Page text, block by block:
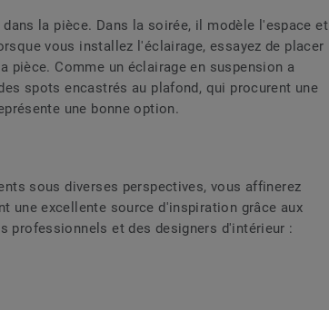
la pièce. Dans la soirée, il modèle l'espace et
vous installez l'éclairage, essayez de placer
pièce. Comme un éclairage en suspension a
spots encastrés au plafond, qui procurent une
une bonne option.
sous diverses perspectives, vous affinerez
une excellente source d'inspiration grâce aux
professionnels et des designers d'intérieur :